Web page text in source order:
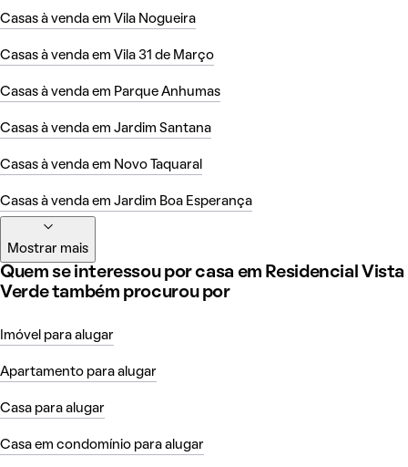
Casas à venda em Vila Nogueira
Casas à venda em Vila 31 de Março
Casas à venda em Parque Anhumas
Casas à venda em Jardim Santana
Casas à venda em Novo Taquaral
Casas à venda em Jardim Boa Esperança
Mostrar mais
Quem se interessou por casa em Residencial Vista
Verde também procurou por
Imóvel para alugar
Apartamento para alugar
Casa para alugar
Casa em condomínio para alugar